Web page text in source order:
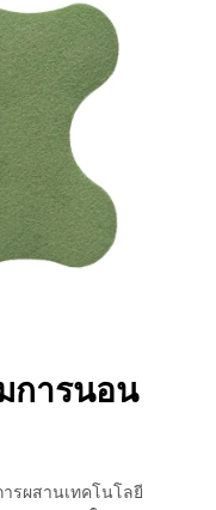
การนอน
รผสานเทคโนโลยี